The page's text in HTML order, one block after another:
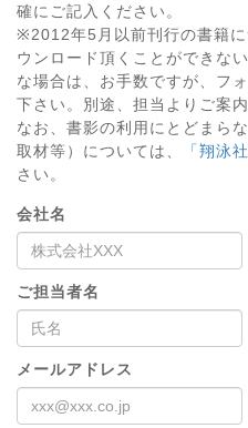
確にご記入ください。
※2012年5月以前刊行の書籍
ウンロード頂くことができな
な場合は、お手数ですが、フ
下さい。別途、担当よりご案内
なお、書影の利用にとどまら
取材等）については、
「翔泳
さい。
会社名
ご担当者名
メールアドレス